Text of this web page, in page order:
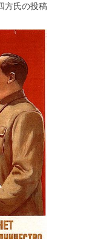
方氏の投稿